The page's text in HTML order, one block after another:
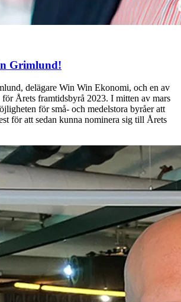
Grimlund!
delägare Win Win Ekonomi, och en av
Årets framtidsbyrå 2023. I mitten av mars
för små- och medelstora byråer att
för att sedan kunna nominera sig till Årets